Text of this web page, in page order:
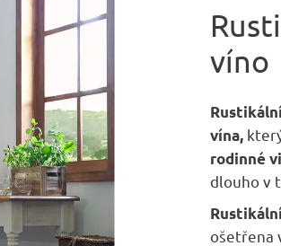
produktu
je
z
hvězdiček.
víno
vína,
rodinné
dlouho v
ošetřena
HLEDAT
Doporučujeme